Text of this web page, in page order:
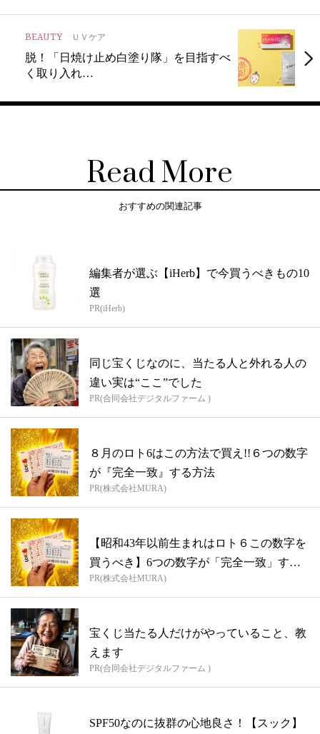
BEAUTY ＵＶケア
脱！「日焼け止め白塗り隊」を目指すべ
く取り入れ…
Read More
おすすめの関連記事
編集者が選ぶ【iHerb】で今買うべきもの10
選
PR(iHerb)
同じ宝くじなのに、当たる人と外れる人の
違い実は“ここ”でした
PR(合同会社デジタルファーム )
８月のロト6はこの方法で買え!!６つの数字
が『完全一致』する方法
PR(株式会社MURA)
【昭和43年以前生まれはロト６この数字を
買うべき】6つの数字が「完全一致」する
方...
PR(株式会社MURA)
宝くじ当たる人だけがやっていること、教
えます
PR(合同会社デジタルファーム )
SPF50なのに抜群の心地良さ！【スック】